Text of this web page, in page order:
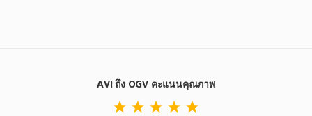
AVI ถึง OGV คะแนนคุณภาพ